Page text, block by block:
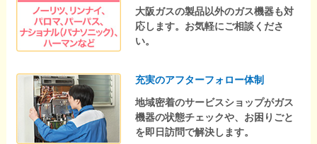
大阪ガスの製品以外のガス機器も対
応します。お気軽にご相談くださ
い。
充実のアフターフォロー体制
地域密着のサービスショップがガス
機器の状態チェックや、お困りごと
を即日訪問で解決します。